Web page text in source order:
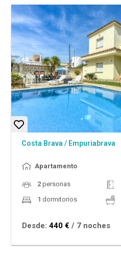
Costa Brava / Empuriabrava
Apartamento
2personas
1 dormitorios
Desde: 440 € / 7 noches